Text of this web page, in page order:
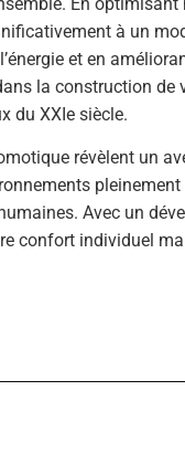
à un
et en
la construction de
du XXIe siècle.
révèlent un
Avec un
confort individuel